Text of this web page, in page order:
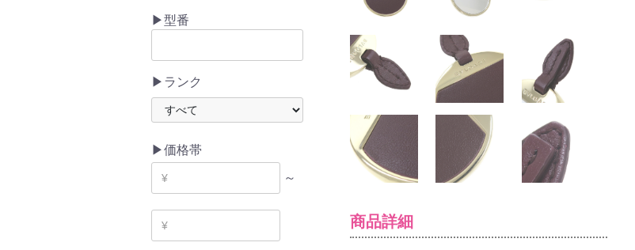
▶型番
▶ランク
▶価格帯
～
商品詳細